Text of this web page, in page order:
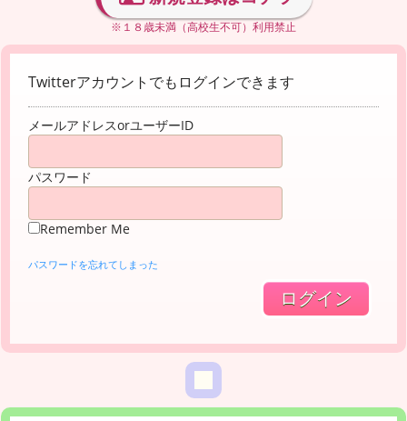
※１８歳未満（高校生不可）利用禁止
Twitterアカウントでもログインできます
メールアドレスorユーザーID
パスワード
Remember Me
パスワードを忘れてしまった